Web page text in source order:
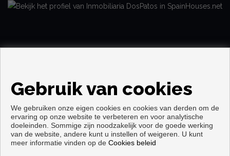
Copyright © 2026. alle rechten voorbehouden.
Voorwaarden en privacybeleid|Privacybeleid
Gebruik van cookies
We gebruiken onze eigen cookies en cookies van derden om de
ervaring op onze website te verbeteren en voor analytische
doeleinden. Sommige zijn noodzakelijk voor de goede werking
van de website, andere kunt u instellen of weigeren. U kunt
meer informatie vinden op de Cookies beleid